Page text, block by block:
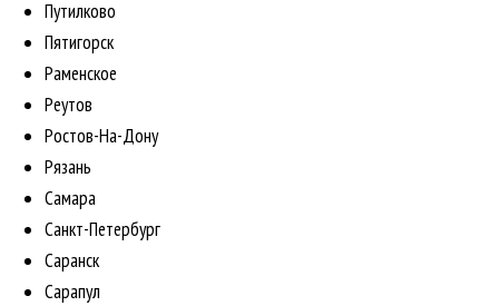
Путилково
Пятигорск
Раменское
Реутов
Ростов-На-Дону
Рязань
Самара
Санкт-Петербург
Саранск
Сарапул